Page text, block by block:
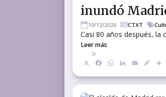
inundó
10/12/2024 CTXT
Casi 80 años después, la
Leer más
Facebook
WhatsApp
LinkedIn
EmailCopy